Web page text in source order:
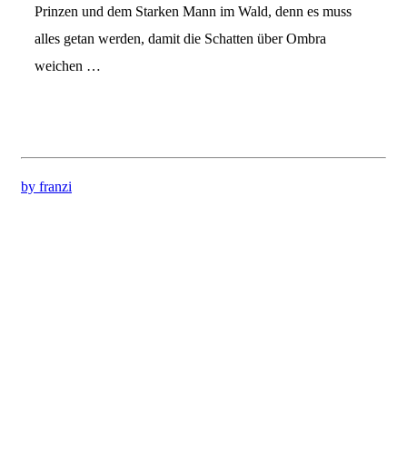
Prinzen und dem Starken Mann im Wald, denn es muss
alles getan werden, damit die Schatten über Ombra
weichen …
by franzi